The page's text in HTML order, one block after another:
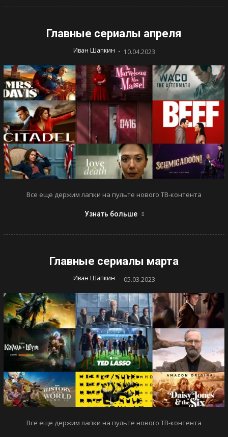
Главные сериалы апреля
Иван Шапкин - 10.04.2023
Все еще держим лапки на пульте нового ТВ-контента
Узнать больше
Главные сериалы марта
Иван Шапкин - 05.03.2023
Все еще держим лапки на пульте нового ТВ-контента